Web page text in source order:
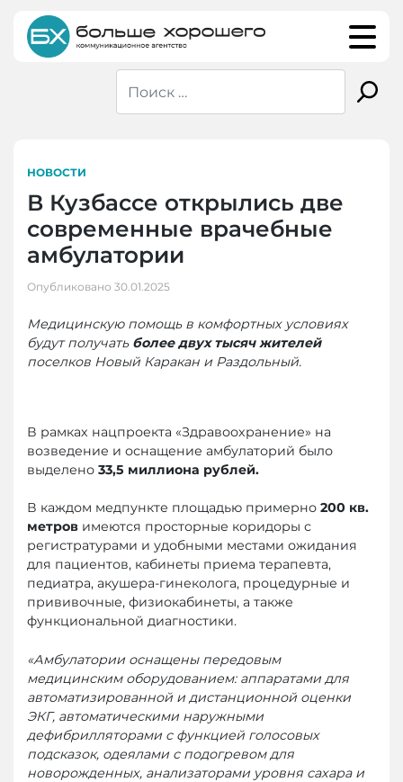
content
НОВОСТИ
В Кузбассе открылись две
современные врачебные
амбулатории
Опубликовано 30.01.2025
Медицинскую помощь в комфортных условиях
будут получать более двух тысяч жителей
поселков Новый Каракан и Раздольный.
В рамках нацпроекта «Здравоохранение» на
возведение и оснащение амбулаторий было
выделено 33,5 миллиона рублей.
В каждом медпункте площадью примерно 200 кв.
метров имеются просторные коридоры с
регистратурами и удобными местами ожидания
для пациентов, кабинеты приема терапевта,
педиатра, акушера-гинеколога, процедурные и
прививочные, физиокабинеты, а также
функциональной диагностики.
«Амбулатории оснащены передовым
медицинским оборудованием: аппаратами для
автоматизированной и дистанционной оценки
ЭКГ, автоматическими наружными
дефибрилляторами с функцией голосовых
подсказок, одеялами с подогревом для
новорожденных, анализаторами уровня сахара и